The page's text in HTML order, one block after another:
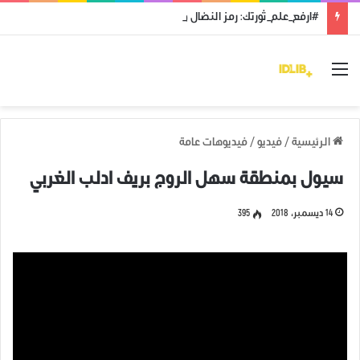
#ارفع_علم_ثورتك: رمز النضال ووحدة الهدف
القائمة
الرئيسية / فيديو / فيديوهات عامة
سيول بمنطقة سهل الروج بريف ادلب الغربي
14 ديسمبر، 2018 395